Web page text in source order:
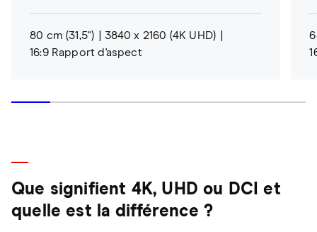
80 cm (31,5")
3840 x 2160 (4K UHD)
16:9 Rapport d'aspect
Que signifient 4K, UHD ou DCI et
quelle est la différence ?